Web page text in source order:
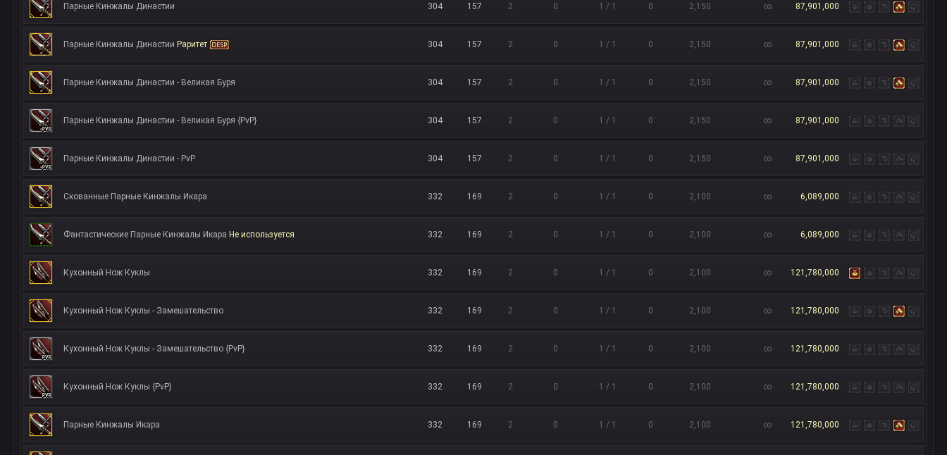
Парные Кинжалы Династии 304 157 2 0 1 / 1 0 2,150 ∞ 87,901,000
Парные Кинжалы Династии Раритет 304 157 2 0 1 / 1 0 2,150 ∞ 87,901,000
Парные Кинжалы Династии - Великая Буря 304 157 2 0 1 / 1 0 2,150 ∞ 87,901,000
Парные Кинжалы Династии - Великая Буря {PvP} 304 157 2 0 1 / 1 0 2,150 ∞ 87,901,000
Парные Кинжалы Династии - РvР 304 157 2 0 1 / 1 0 2,150 ∞ 87,901,000
Скованные Парные Кинжалы Икара 332 169 2 0 1 / 1 0 2,100 ∞ 6,089,000
Фантастические Парные Кинжалы Икара Не используется 332 169 2 0 1 / 1 0 2,100 ∞ 6,089,000
Кухонный Нож Куклы 332 169 2 0 1 / 1 0 2,100 ∞ 121,780,000
Кухонный Нож Куклы - Замешательство 332 169 2 0 1 / 1 0 2,100 ∞ 121,780,000
Кухонный Нож Куклы - Замешательство {PvP} 332 169 2 0 1 / 1 0 2,100 ∞ 121,780,000
Кухонный Нож Куклы {PvP} 332 169 2 0 1 / 1 0 2,100 ∞ 121,780,000
Парные Кинжалы Икара 332 169 2 0 1 / 1 0 2,100 ∞ 121,780,000